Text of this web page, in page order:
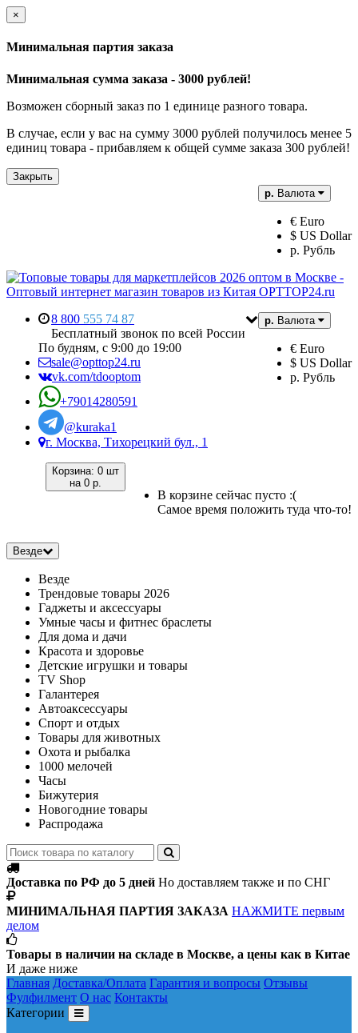
×
Минимальная партия заказа
Минимальная сумма заказа - 3000 рублей!
Возможен сборный заказ по 1 единице разного товара.
В случае, если у вас на сумму 3000 рублей получилось менее 5
единиц товара - прибавляем к общей сумме заказа 300 рублей!
Закрыть
р. Валюта
€ Euro
$ US Dollar
р. Рубль
р. Валюта
€ Euro
$ US Dollar
р. Рубль
8 800 555 74 87
Бесплатный звонок по всей России
По будням, с 9:00 до 19:00
sale@opttop24.ru
vk.com/tdooptom
+79014280591
@kuraka1
г. Москва, Тихорецкий бул., 1
Корзина: 0 шт
на 0 р.
В корзине сейчас пусто :(
Самое время положить туда что-то!
Везде
Везде
Трендовые товары 2026
Гаджеты и аксессуары
Умные часы и фитнес браслеты
Для дома и дачи
Красота и здоровье
Детские игрушки и товары
TV Shop
Галантерея
Автоаксессуары
Спорт и отдых
Товары для животных
Охота и рыбалка
1000 мелочей
Часы
Бижутерия
Новогодние товары
Распродажа
Доставка по РФ до 5 дней Но доставляем также и по СНГ
МИНИМАЛЬНАЯ ПАРТИЯ ЗАКАЗА НАЖМИТЕ первым
делом
Товары в наличии на складе в Москве, а цены как в Китае
И даже ниже
Главная Доставка/Оплата Гарантия и вопросы Отзывы
Фулфилмент О нас Контакты
Категории